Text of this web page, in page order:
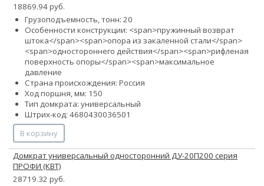
18869.94 руб.
Грузоподъемность, тонн: 20
Особенности конструкции: <span>пружинный возврат
штока</span><span>опора из закаленной стали</span>
<span>одностороннего действия</span><span>рифленая
поверхность опоры</span><span>максимальное
давление
Страна происхождения: Россия
Ход поршня, мм: 150
Тип домкрата: универсальный
Штрих-код: 4680430036501
В корзину
Домкрат универсальный односторонний ДУ-20П200 серия
ПРОФИ (КВТ)
28719.32 руб.